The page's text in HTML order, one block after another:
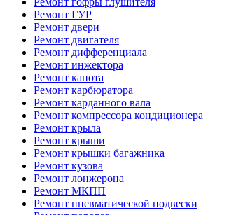
Ремонт ГУР
Ремонт двери
Ремонт двигателя
Ремонт дифференциала
Ремонт инжектора
Ремонт капота
Ремонт карбюратора
Ремонт карданного вала
Ремонт компрессора кондиционера
Ремонт крыла
Ремонт крыши
Ремонт крышки багажника
Ремонт кузова
Ремонт лонжерона
Ремонт МКПП
Ремонт пневматической подвески